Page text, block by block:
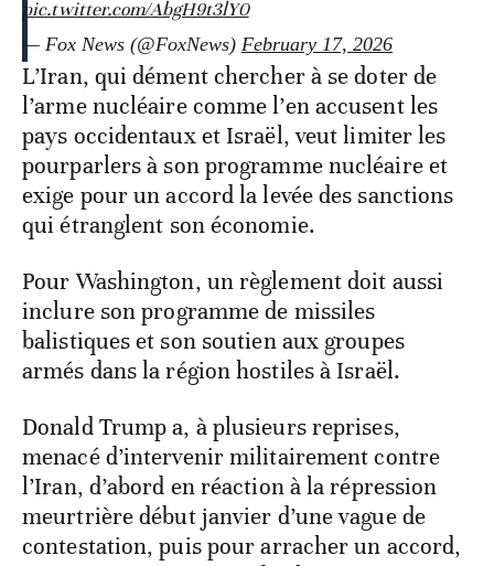
pic.twitter.com/AbgH9t3lY0
— Fox News (@FoxNews) February 17, 2026
L’Iran, qui dément chercher à se doter de
l’arme nucléaire comme l’en accusent les
pays occidentaux et Israël, veut limiter les
pourparlers à son programme nucléaire et
exige pour un accord la levée des sanctions
qui étranglent son économie.
Pour Washington, un règlement doit aussi
inclure son programme de missiles
balistiques et son soutien aux groupes
armés dans la région hostiles à Israël.
Donald Trump a, à plusieurs reprises,
menacé d’intervenir militairement contre
l’Iran, d’abord en réaction à la répression
meurtrière début janvier d’une vague de
contestation, puis pour arracher un accord,